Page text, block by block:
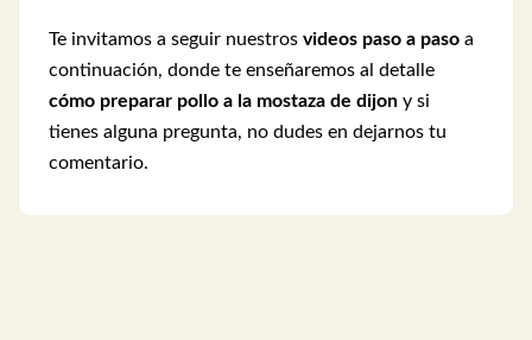
Te invitamos a seguir nuestros videos paso a paso a
continuación, donde te enseñaremos al detalle
cómo preparar pollo a la mostaza de dijon y si
tienes alguna pregunta, no dudes en dejarnos tu
comentario.